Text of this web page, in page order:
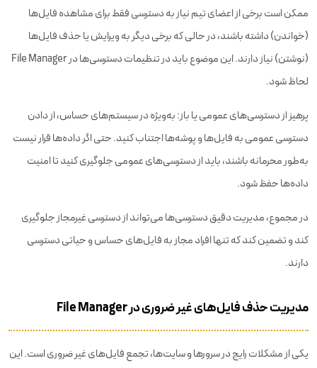
ممکن است برخی از اعضای تیم نیاز به دسترسی فقط برای مشاهده فایل‌ها
(خواندن) داشته باشند، در حالی که برخی دیگر به ویرایش یا حذف فایل‌ها
(نوشتن) نیاز دارند. این موضوع باید در تنظیمات دسترسی‌ها در File Manager
لحاظ شود.
پرهیز از دسترسی‌های عمومی یا باز: به‌ویژه در سیستم‌های حساس، از دادن
دسترسی عمومی به فایل‌ها و پوشه‌ها اجتناب کنید. حتی اگر داده‌ها قرار نیست
به‌طور محرمانه باشند، باید از دسترسی‌های عمومی جلوگیری کنید تا امنیت
داده‌ها حفظ شود.
در مجموع، مدیریت دقیق دسترسی‌ها می‌تواند از دسترسی غیرمجاز جلوگیری
کند و تضمین کند که تنها افراد مجاز به فایل‌های حساس و حیاتی دسترسی
دارند.
مدیریت حذف فایل‌های غیر ضروری در File Manager
یکی از مشکلات رایج در سرورها و سایت‌ها، تجمع فایل‌های غیر ضروری است. این